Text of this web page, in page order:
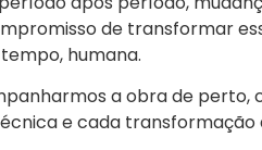
de transformar
humana.
a obra de perto,
e cada transformação